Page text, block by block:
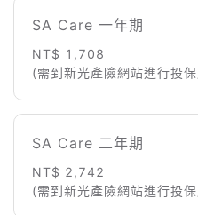
SA Care 一年期
NT$ 1,708
(需到新光產險網站進行投
SA Care 二年期
NT$ 2,742
(需到新光產險網站進行投